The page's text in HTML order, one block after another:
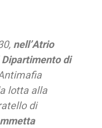
nell’Atrio
Dipartimento di
lotta alla
di